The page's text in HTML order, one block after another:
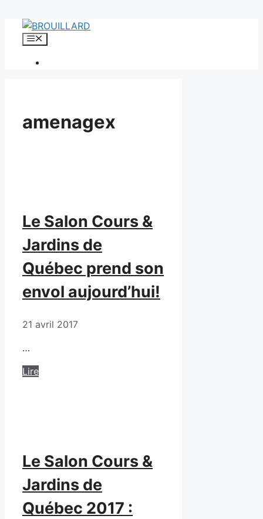
Aller
Menu
amenagex
Le Salon Cours &
Jardins de
Québec prend son
envol aujourd’hui!
21 avril 2017
…
Lire
Le Salon Cours &
Jardins de
Québec 2017 :